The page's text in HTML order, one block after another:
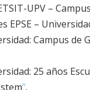
UPV –
EPSE –
Campus de
25 años
”.